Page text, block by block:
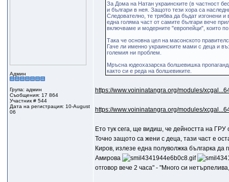
Админ
Група: админ
Съобщения: 17 864
Участник # 544
Дата на регистрация: 10-August
06
За Дома на Натан украинските (в частност
и българи в нея. Защото тези хора са
Следователно, те трябва да бъдат изгонени
една голяма част от самите българи вече
включваме и модерните "европейци", които
Така че основна цел на масонското
Гаче ли именно украинските мами с деца и
големия ни проблем.
Мръсна юдеохазарска болшевишка
както си е реда на болшевиките.
https://www.voininatangra.org/modules/
https://www.voininatangra.org/modules/
Eто тук сега, ще видиш, че дейността на ГРУ
Точно защото са жени с деца, тази част е
Киров, излезе една полуволжка българка
Амирова
отговор вече 2 часа" - "Много си